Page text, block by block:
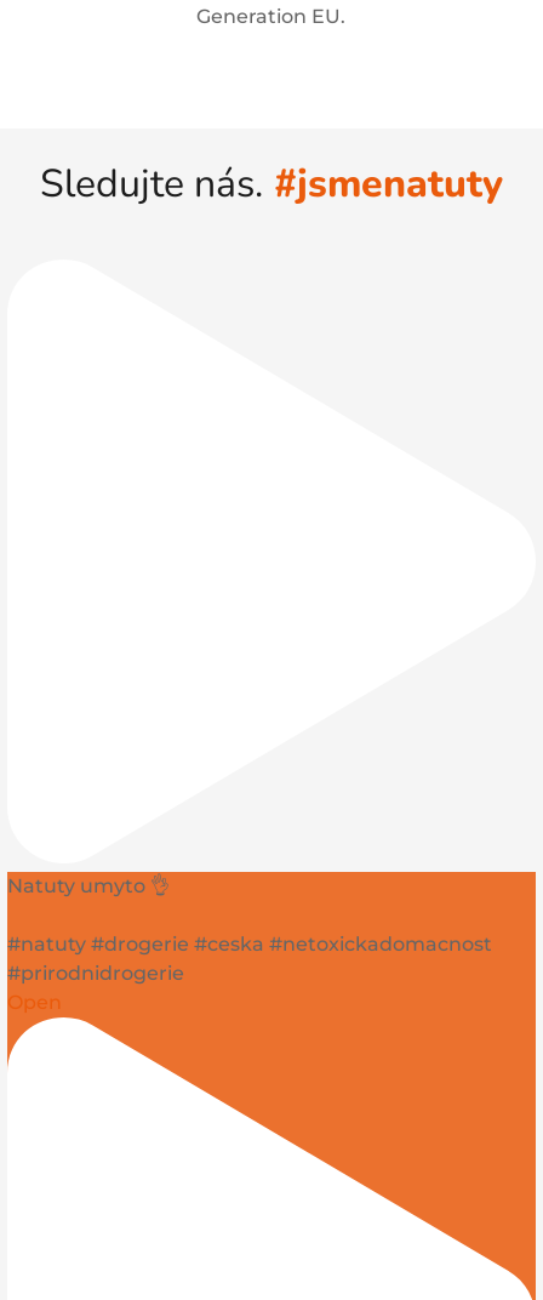
Generation EU.
Sledujte nás. #jsmenatuty
Natuty umyto 👌
#natuty #drogerie #ceska #netoxickadomacnost
#prirodnidrogerie
Open